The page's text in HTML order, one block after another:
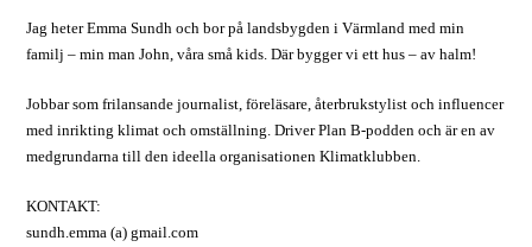
Jag heter Emma Sundh och bor på landsbygden i Värmland med min
familj – min man John, våra små kids. Där bygger vi ett hus – av halm!
Jobbar som frilansande journalist, föreläsare, återbrukstylist och influencer
med inrikting klimat och omställning. Driver Plan B-podden och är en av
medgrundarna till den ideella organisationen Klimatklubben.
KONTAKT:
sundh.emma (a) gmail.com